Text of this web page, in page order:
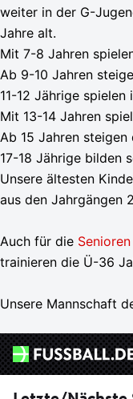
weiter in der G-
Jahre alt.
Mit 7-8 Jahren
Ab 9-10 Jahren
11-12 Jährige
Mit 13-14 Jahren
Ab 15 Jahren
17-18 Jährige bilden
Unsere ältesten
aus den Jahrgängen
Auch für die Senioren
trainieren die Ü-36
Unsere Mannschaft